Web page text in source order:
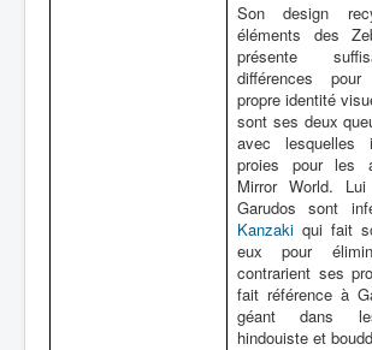
Son design
éléments des
présente
différences
propre identité
sont ses deux
avec
proies pour les
Mirror World.
Garudos sont
Kanzaki qui fait
eux pour
contrarient ses
fait référence à
géant dans
hindouiste et